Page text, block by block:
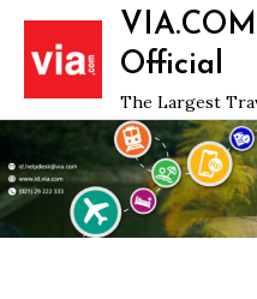
Skip
content
Official
The Largest